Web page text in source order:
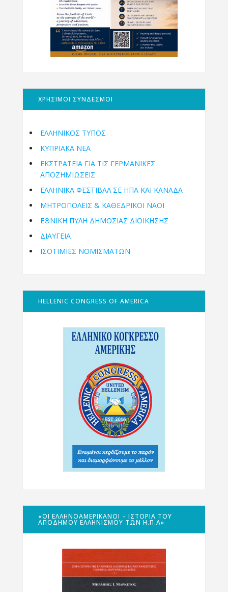
ΧΡΗΣΙΜΟΙ ΣΥΝΔΕΣΜΟΙ
ΕΛΛΗΝΙΚΟΣ ΤΥΠΟΣ
ΚΥΠΡΙΑΚΑ ΝΕΑ
ΕΚΣΤΡΑΤΕΙΑ ΓΙΑ ΤΙΣ ΓΕΡΜΑΝΙΚΕΣ
ΑΠΟΖΗΜΙΩΣΕΙΣ
ΕΛΛΗΝΙΚΆ ΦΕΣΤΙΒΆΛ ΣΕ ΗΠΑ ΚΑΙ ΚΑΝΑΔΑ
ΜΗΤΡΟΠΌΛΕΙΣ & ΚΑΘΕΔΡΙΚΟΊ ΝΑΟΊ
ΕΘΝΙΚΉ ΠΎΛΗ ΔΗΜΌΣΙΑΣ ΔΙΟΊΚΗΣΗΣ
ΔΙΑΥΓΕΙΑ
ΙΣΟΤΙΜΙΕΣ ΝΟΜΙΣΜΑΤΩΝ
HELLENIC CONGRESS OF AMERICA
«ΟΙ ΕΛΛΗΝΟΑΜΕΡΙΚΑΝΟΊ – ΙΣΤΟΡΊΑ ΤΟΥ
ΑΠΌΔΗΜΟΥ ΕΛΛΗΝΙΣΜΟΎ ΤΩΝ Η.Π.Α»